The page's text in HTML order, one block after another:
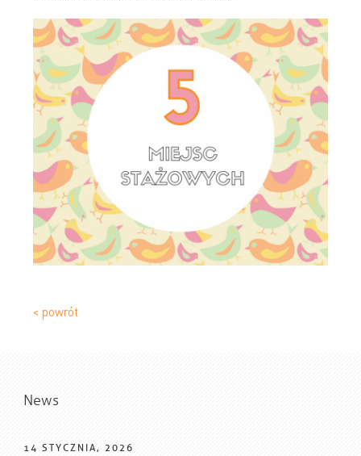
< powrót
News
14 STYCZNIA, 2026